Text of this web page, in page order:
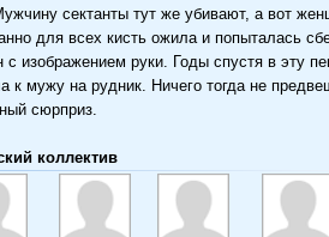
сектанты тут же убивают, а вот
для всех кисть ожила и попыталась
с изображением руки. Годы спустя в эту
к мужу на рудник. Ничего тогда не
сюрприз.
коллектив